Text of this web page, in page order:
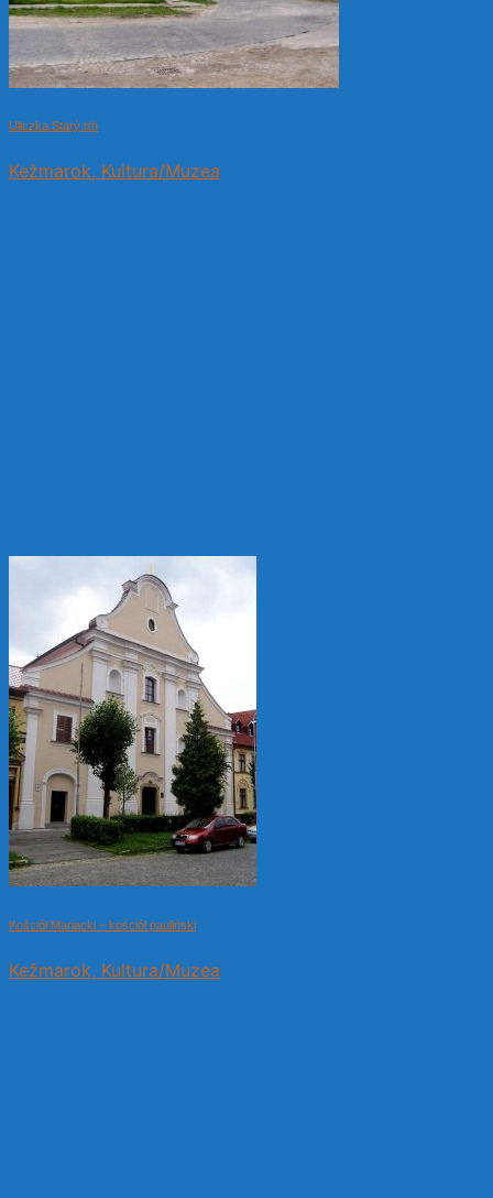
Uliczka Starý trh
Kežmarok, Kultura/Muzea
Kościół Mariacki – kościół pauliński
Kežmarok, Kultura/Muzea